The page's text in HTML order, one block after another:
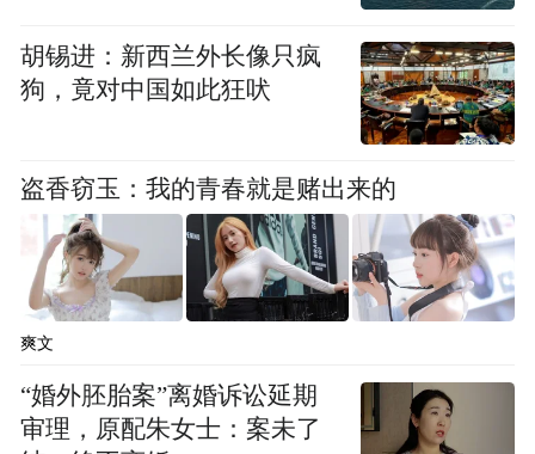
胡锡进：新西兰外长像只疯
狗，竟对中国如此狂吠
盗香窃玉：我的青春就是赌出来的
爽文
“婚外胚胎案”离婚诉讼延期
审理，原配朱女士：案未了